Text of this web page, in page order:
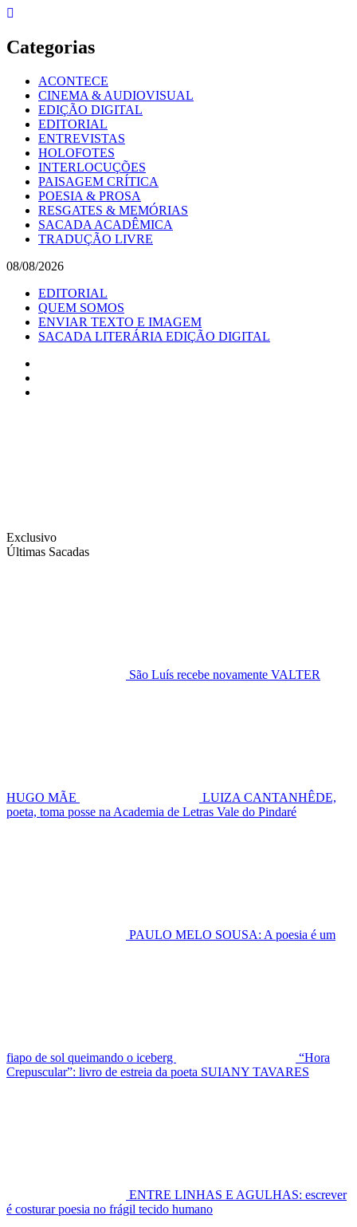
Skip
content
Categorias
ACONTECE
CINEMA & AUDIOVISUAL
EDIÇÃO DIGITAL
EDITORIAL
ENTREVISTAS
HOLOFOTES
INTERLOCUÇÕES
PAISAGEM CRÍTICA
POESIA & PROSA
RESGATES & MEMÓRIAS
SACADA ACADÊMICA
TRADUÇÃO LIVRE
08/08/2026
EDITORIAL
QUEM SOMOS
ENVIAR TEXTO E IMAGEM
SACADA LITERÁRIA EDIÇÃO DIGITAL
Exclusivo
Últimas Sacadas
São Luís recebe novamente VALTER
HUGO MÃE
LUIZA CANTANHÊDE,
poeta, toma posse na Academia de Letras Vale do Pindaré
PAULO MELO SOUSA: A poesia é um
fiapo de sol queimando o iceberg
“Hora
Crepuscular”: livro de estreia da poeta SUIANY TAVARES
ENTRE LINHAS E AGULHAS: escrever
é costurar poesia no frágil tecido humano